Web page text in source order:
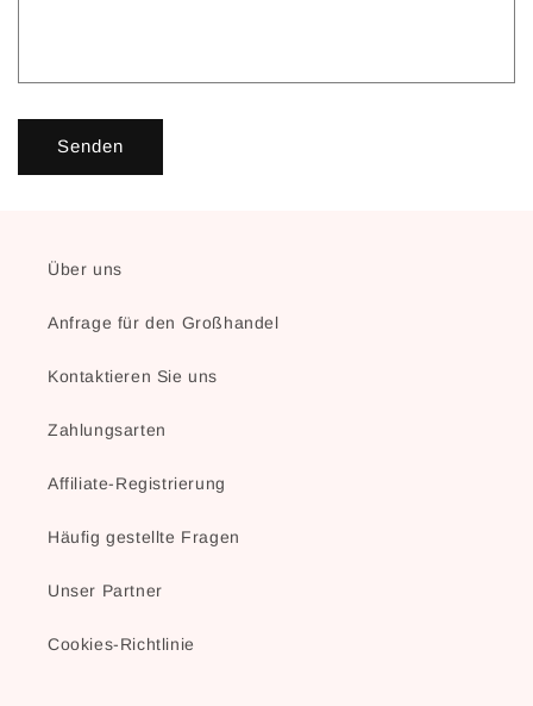
Senden
Über uns
Anfrage für den Großhandel
Kontaktieren Sie uns
Zahlungsarten
Affiliate-Registrierung
Häufig gestellte Fragen
Unser Partner
Cookies-Richtlinie